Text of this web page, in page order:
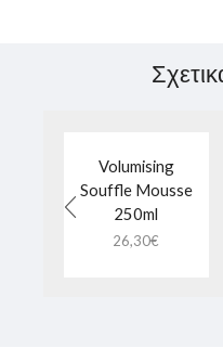
Volumising
Souffle Mousse
250ml
26,30€